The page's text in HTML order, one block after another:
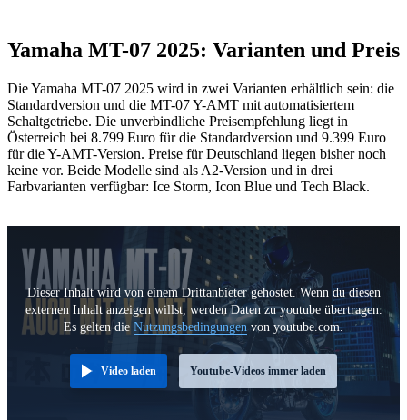
Yamaha MT-07 2025: Varianten und Preis
Die Yamaha MT-07 2025 wird in zwei Varianten erhältlich sein: die
Standardversion und die MT-07 Y-AMT mit automatisiertem
Schaltgetriebe. Die unverbindliche Preisempfehlung liegt in
Österreich bei 8.799 Euro für die Standardversion und 9.399 Euro
für die Y-AMT-Version. Preise für Deutschland liegen bisher noch
keine vor. Beide Modelle sind als A2-Version und in drei
Farbvarianten verfügbar: Ice Storm, Icon Blue und Tech Black.
Dieser Inhalt wird von einem Drittanbieter gehostet. Wenn du diesen
externen Inhalt anzeigen willst, werden Daten zu youtube übertragen.
Es gelten die Nutzungsbedingungen von youtube.com.
Video laden Youtube-Videos immer laden